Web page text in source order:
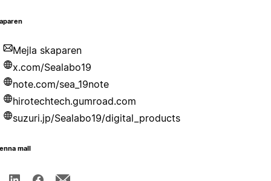
Mejla skaparen
x.com/Sealabo19
note.com/sea_19note
hirotechtech.gumroad.com
suzuri.jp/Sealabo19/digital_products
mall